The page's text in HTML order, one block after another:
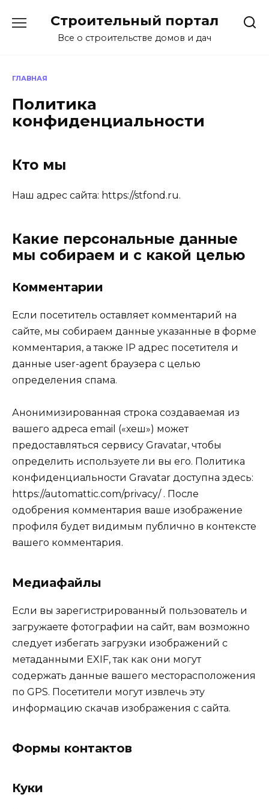
содержанию
Строительный портал
Все о строительстве домов и дач
ГЛАВНАЯ
Политика
конфиденциальности
Кто мы
Наш адрес сайта: https://stfond.ru.
Какие персональные данные
мы собираем и с какой целью
Комментарии
Если посетитель оставляет комментарий на
сайте, мы собираем данные указанные в форме
комментария, а также IP адрес посетителя и
данные user-agent браузера с целью
определения спама.
Анонимизированная строка создаваемая из
вашего адреса email («хеш») может
предоставляться сервису Gravatar, чтобы
определить используете ли вы его. Политика
конфиденциальности Gravatar доступна здесь:
https://automattic.com/privacy/ . После
одобрения комментария ваше изображение
профиля будет видимым публично в контексте
вашего комментария.
Медиафайлы
Если вы зарегистрированный пользователь и
загружаете фотографии на сайт, вам возможно
следует избегать загрузки изображений с
метаданными EXIF, так как они могут
содержать данные вашего месторасположения
по GPS. Посетители могут извлечь эту
информацию скачав изображения с сайта.
Формы контактов
Куки